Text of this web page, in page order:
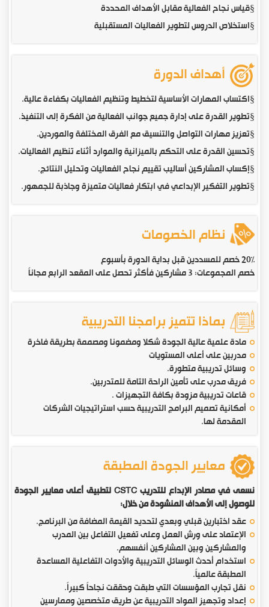
§قياس نجاح الفعالية مقابل الأهداف المحددة
§استخلاص الدروس لتطوير الفعاليات المستقبلية
أهداف الدورة
§اكتساب المهارات الأساسية لتخطيط وتنظيم الفعاليات بكفاءة عالية.
§تطوير القدرة على إدارة جميع جوانب الفعالية من الفكرة إلى التنفيذ.
§تعزيز مهارات التواصل والتنسيق مع الفرق المختلفة والموردين.
§تحسين القدرة على التحكم بالميزانية والموارد أثناء تنظيم الفعاليات.
§إكساب المشاركين أساليب تقييم نجاح الفعاليات وتحليل النتائج.
§تطوير التفكير الإبداعي في ابتكار فعاليات متميزة وجاذبة للجمهور.
نظام الخصومات
20% خصم للمسددين قبل بداية الدورة بأسبوع
خصم المجموعات: 3 مشاركين فأكثر تحصل على المقعد الرابع مجاناً
بماذا تتميز برامجنا التدريبية
مادة علمية عالية الجودة شكلا ومضمونا ومصممة بطريقة فاخرة
مدربين على أعلى المستويات
وسائل تدريبية متطورة.
فريق مدرب على تأمين الراحة التامة للمتدربين.
قاعات تدريبية مزودة بكافة التجهيزات .
أمكانية تصميم البرامج التدريبية حسب استراتيجيات الشركات
المقدمة لها.
معايير الجودة المطبقة
نسعى في مصادر الإبداع للتدريب CSTC لتطبيق أعلى معايير الجودة
للوصول إلى الأهداف المنشودة من خلال:
عقد اختبارين قبلي وبعدي لتحديد القيمة المضافة من البرنامج.
الإعتماد على ورش العمل وعلى تفعيل التفاعل بين المدرب
والمشاركين وبين المشاركين أنفسهم.
استخدام أحدث الوسائل التدريبية والأدوات التفاعلية المساعدة
المطبقة عالمياً.
نقل تجارب المؤسسات التي طبقت وحققت نجاحاً كبيراً.
إعداد وتجهيز المواد التدريبية عن طريق متخصصين وممارسين